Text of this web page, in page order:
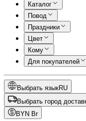
Каталог
Повод
Праздники
Цвет
Кому
Для покупателей
Выбрать языкRU
Выбрать город
BYN Br